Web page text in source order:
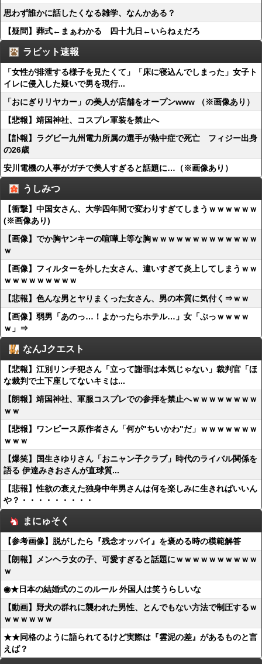
思わず誰かに話したくなる雑学、なんかある？
【疑問】葬式←まぁわかる 四十九日←いらねぇだろ
ラビット速報
「女性が排泄する様子を見たくて」「床に寝込んでしまった」女子ト
イレに侵入した疑いで男を現行...
「おにぎりリヤカー」の美人が店舗をオープンwww （※画像あり）
【悲報】靖国神社、コスプレ軍装を禁止へ
【訃報】ラグビー九州電力所属の選手が熱中症で死亡 フィジー出身
の26歳
安川電機の人事がガチで美人すぎると話題に…（※画像あり）
うしみつ
【衝撃】中国女さん、大学四年間で変わりすぎてしまうｗｗｗｗｗｗ
(※画像あり)
【画像】でか胸ヤンキーの喧嘩上等な胸ｗｗｗｗｗｗｗｗｗｗｗｗｗ
ｗ
【画像】フィルターを外した女さん、違いすぎて炎上してしまうｗｗ
ｗｗｗｗｗｗｗｗｗ
【悲報】色んな男とヤりまくった女さん、男の本質に気付く⇒ｗｗ
【画像】弱男「あのっ…！よかったらホテル…」女「ぷっｗｗｗｗ
ｗ」⇒
なんJクエスト
【悲報】江別リンチ犯さん「立って謝罪は本気じゃない」裁判官「ほ
な裁判で土下座してないキミは...
【朗報】靖国神社、軍服コスプレでの参拝を禁止へｗｗｗｗｗｗｗｗ
ｗｗ
【悲報】ワンピース原作者さん「何が"ちいかわ"だ」ｗｗｗｗｗｗｗ
ｗｗｗ
【爆笑】国生さゆりさん「おニャン子クラブ」時代のライバル関係を
語る 伊達みきおさんが直球質...
【悲報】性欲の衰えた独身中年男さんは何を楽しみに生きればいいん
や？・・・・・・・・・
まにゅそく
【参考画像】脱がしたら『残念オッパイ』を褒める時の模範解答
【朗報】メンヘラ女の子、可愛すぎると話題にｗｗｗｗｗｗｗｗｗｗ
ｗ
◉★日本の結婚式のこのルール 外国人は笑うらしいな
【動画】野犬の群れに襲われた男性、とんでもない方法で制圧するｗ
ｗｗｗｗｗｗ
★★同格のように語られてるけど実際は『雲泥の差』があるものと言
えば？